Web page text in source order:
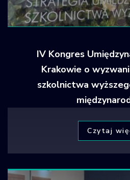
IV Kongres
Krakowie o
szkolnictwa
Czytaj